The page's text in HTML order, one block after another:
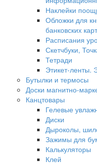
Наклейки
Обложки для
банковских карт
Расписания
Скетчбуки,
Тетради
Этикет-ленты.
Бутылки и термосы
Доски магнитно-
Канцтовары
Гелевые
Диски
Дыроколы,
Зажимы для
Калькуляторы
Клей